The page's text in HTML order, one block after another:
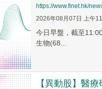
https://www.finet.hk/
2026年08月07日 上午
今日早盤，截至
生物(68...
【異動股】醫